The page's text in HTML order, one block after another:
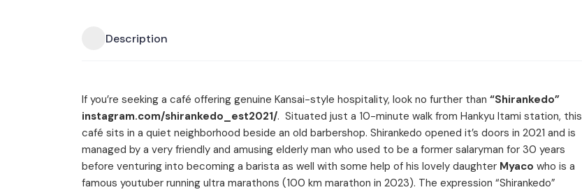
Description
If you’re seeking a café offering genuine Kansai-style hospitality, look no further than “Shirankedo”
instagram.com/shirankedo_est2021/. Situated just a 10-minute walk from Hankyu Itami station, this
café sits in a quiet neighborhood beside an old barbershop. Shirankedo opened it’s doors in 2021 and is
managed by a very friendly and amusing elderly man who used to be a former salaryman for 30 years
before venturing into becoming a barista as well with some help of his lovely daughter Myaco who is a
famous youtuber running ultra marathons (100 km marathon in 2023). The expression “Shirankedo”